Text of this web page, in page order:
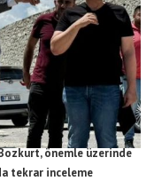
önemle üzerinde
tekrar inceleme